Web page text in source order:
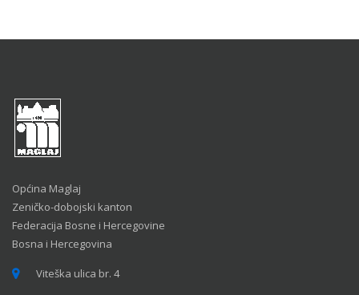
Općina Maglaj
Zeničko-dobojski kanton
Federacija Bosne i Hercegovine
Bosna i Hercegovina
Viteška ulica br. 4